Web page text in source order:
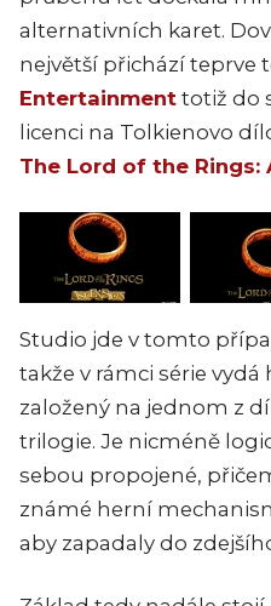
alternativních karet.
největší přichází teprve
Entertainment totiž do
licenci na Tolkienovo
The Lord of the Rings:
Studio jde v tomto
takže v rámci série vydá
založený na jednom z
trilogie. Je nicméně
sebou propojené,
známé herní
aby zapadaly do